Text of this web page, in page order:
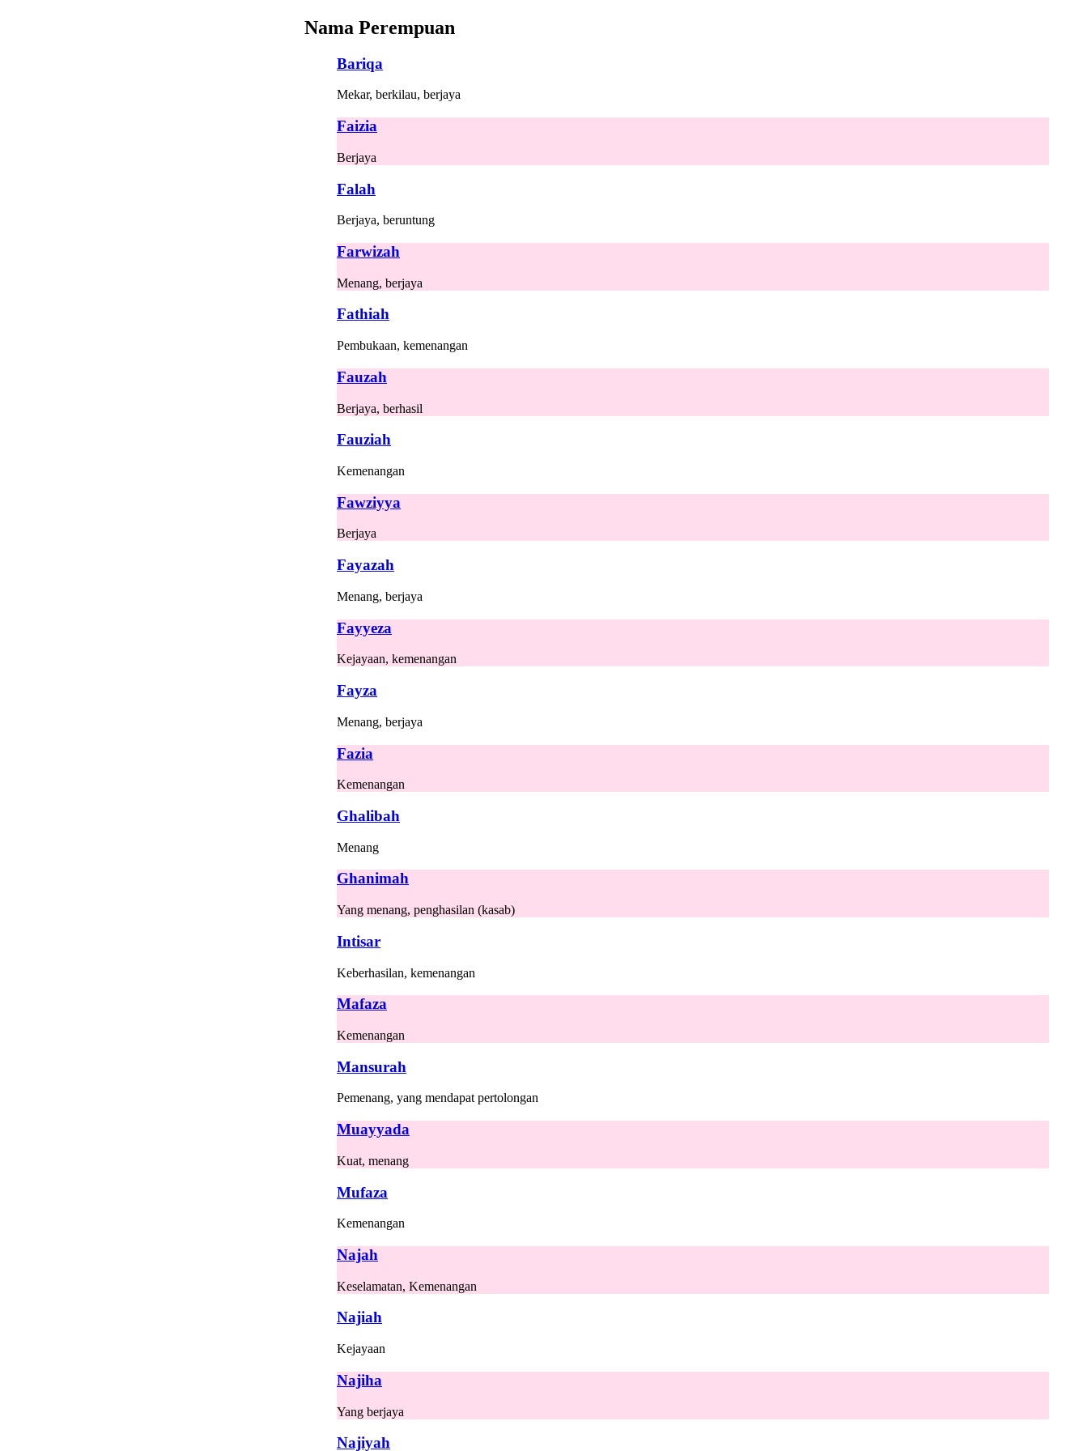
Nama Perempuan
Bariqa
Mekar, berkilau, berjaya
Faizia
Berjaya
Falah
Berjaya, beruntung
Farwizah
Menang, berjaya
Fathiah
Pembukaan, kemenangan
Fauzah
Berjaya, berhasil
Fauziah
Kemenangan
Fawziyya
Berjaya
Fayazah
Menang, berjaya
Fayyeza
Kejayaan, kemenangan
Fayza
Menang, berjaya
Fazia
Kemenangan
Ghalibah
Menang
Ghanimah
Yang menang, penghasilan (kasab)
Intisar
Keberhasilan, kemenangan
Mafaza
Kemenangan
Mansurah
Pemenang, yang mendapat pertolongan
Muayyada
Kuat, menang
Mufaza
Kemenangan
Najah
Keselamatan, Kemenangan
Najiah
Kejayaan
Najiha
Yang berjaya
Najiyah